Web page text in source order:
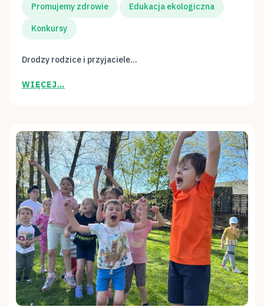
Promujemy zdrowie Edukacja ekologiczna
Konkursy
Drodzy rodzice i przyjaciele...
WIĘCEJ…